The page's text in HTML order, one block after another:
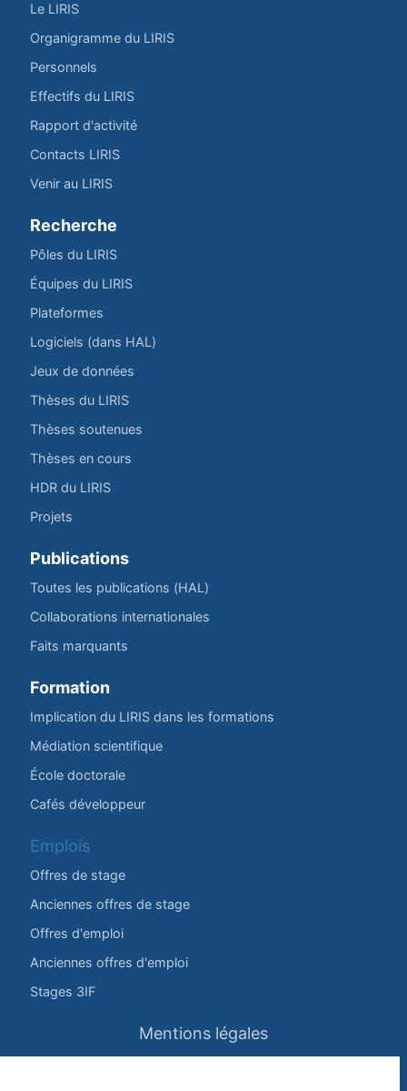
Le LIRIS
Organigramme du LIRIS
Personnels
Effectifs du LIRIS
Rapport d'activité
Contacts LIRIS
Venir au LIRIS
Recherche
Pôles du LIRIS
Équipes du LIRIS
Plateformes
Logiciels (dans HAL)
Jeux de données
Thèses du LIRIS
Thèses soutenues
Thèses en cours
HDR du LIRIS
Projets
Publications
Toutes les publications (HAL)
Collaborations internationales
Faits marquants
Formation
Implication du LIRIS dans les formations
Médiation scientifique
École doctorale
Cafés développeur
Emplois
Offres de stage
Anciennes offres de stage
Offres d'emploi
Anciennes offres d'emploi
Stages 3IF
Mentions légales